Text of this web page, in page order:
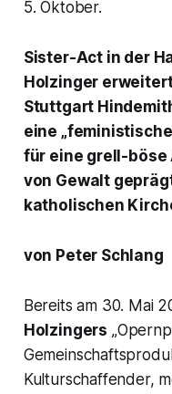
5. Oktober.
Sister-Act in der
Holzinger
Stuttgart
eine
für eine grell-böse
von Gewalt
katholischen
von Peter Schlang
Bereits am 30. Mai
Holzingers „
Kulturschaffender,